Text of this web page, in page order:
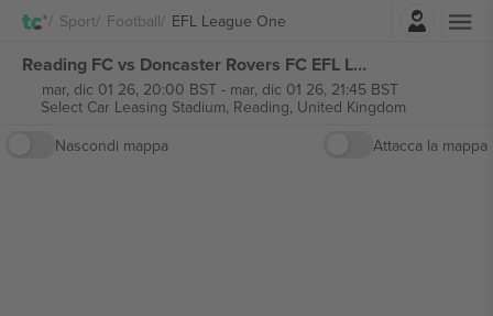
Sport Football EFL League OneAccesso
Reading FC vs Doncaster Rovers FC EFL League One biglietti
mar, dic 01 26, 20:00 BST- mar, dic 01 26, 21:45 BST
Select Car Leasing Stadium, Reading, United Kingdom
Nascondi mappa
Attacca la mappa